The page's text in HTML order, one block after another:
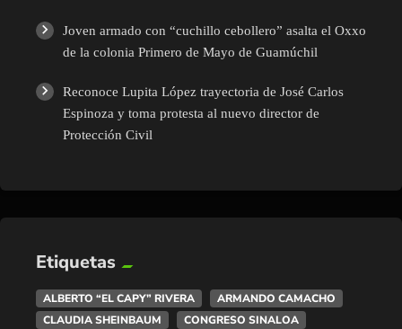
Joven armado con “cuchillo cebollero” asalta el Oxxo
de la colonia Primero de Mayo de Guamúchil
Reconoce Lupita López trayectoria de José Carlos
Espinoza y toma protesta al nuevo director de
Protección Civil
Etiquetas
ALBERTO “EL CAPY” RIVERA
ARMANDO CAMACHO
CLAUDIA SHEINBAUM
CONGRESO SINALOA